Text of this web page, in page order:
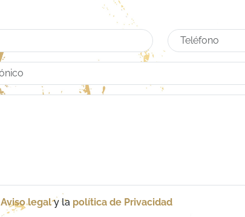
Aviso legaly la política de Privacidad